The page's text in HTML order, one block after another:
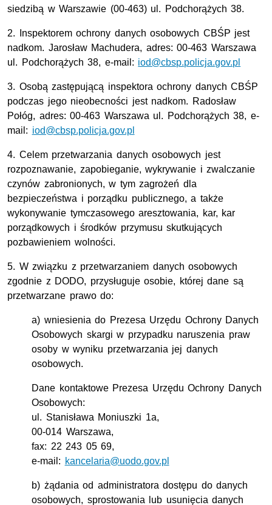
siedzibą w Warszawie (00-463) ul. Podchorążych 38.
2. Inspektorem ochrony danych osobowych CBŚP jest
nadkom. Jarosław Machudera, adres: 00-463 Warszawa
ul. Podchorążych 38, e-mail: iod@cbsp.policja.gov.pl
3. Osobą zastępującą inspektora ochrony danych CBŚP
podczas jego nieobecności jest nadkom. Radosław
Połóg, adres: 00-463 Warszawa ul. Podchorążych 38, e-
mail: iod@cbsp.policja.gov.pl
4. Celem przetwarzania danych osobowych jest
rozpoznawanie, zapobieganie, wykrywanie i zwalczanie
czynów zabronionych, w tym zagrożeń dla
bezpieczeństwa i porządku publicznego, a także
wykonywanie tymczasowego aresztowania, kar, kar
porządkowych i środków przymusu skutkujących
pozbawieniem wolności.
5. W związku z przetwarzaniem danych osobowych
zgodnie z DODO, przysługuje osobie, której dane są
przetwarzane prawo do:
a) wniesienia do Prezesa Urzędu Ochrony Danych
Osobowych skargi w przypadku naruszenia praw
osoby w wyniku przetwarzania jej danych
osobowych.
Dane kontaktowe Prezesa Urzędu Ochrony Danych
Osobowych:
ul. Stanisława Moniuszki 1a,
00-014 Warszawa,
fax: 22 243 05 69,
e-mail: kancelaria@uodo.gov.pl
b) żądania od administratora dostępu do danych
osobowych, sprostowania lub usunięcia danych